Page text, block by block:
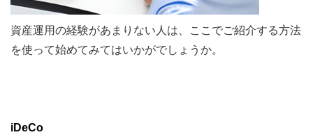
資産運用の経験があまりない人は、ここでご紹介する方法
を使って始めてみてはいかがでしょうか。
iDeCo